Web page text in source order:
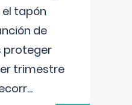
tapón
de
proteger
trimestre
...